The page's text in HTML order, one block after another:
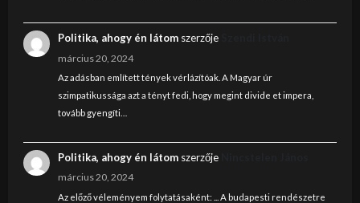
Politika, ahogy én látomszerzője
március 20, 2024
Az adásban említett tények vérlázítóak. A Magyar úr
szimpatikussága azt a tényt fedi, hogy megint divide et impera,
tovább gyengíti…
Politika, ahogy én látomszerzője
március 20, 2024
Az előző véleményem folytatásaként: ... A budapesti rendészetre